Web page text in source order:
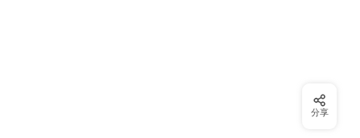
分享